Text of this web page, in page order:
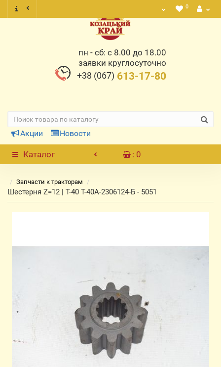
0
пн - сб: с 8.00 до 18.00
заявки круглосуточно
+38 (067) 613-17-80
Акции Новости
Каталог : 0
Запчасти к тракторам
Шестерня Z=12 | Т-40 Т-40А-2306124-Б - 5051